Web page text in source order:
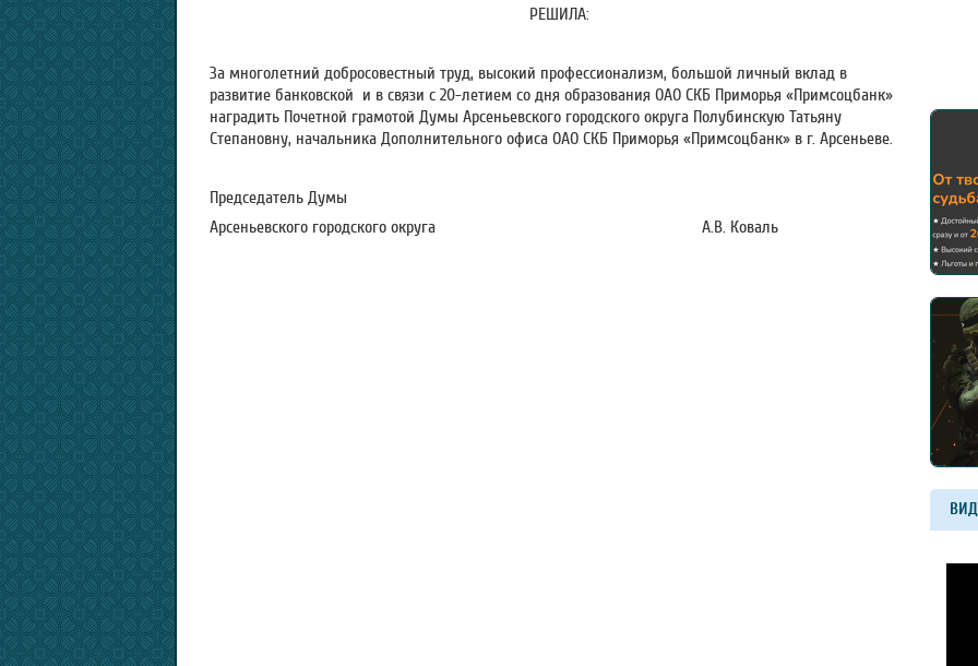
РЕШИЛА:
За многолетний добросовестный труд, высокий профессионализм, большой личный вклад в
развитие банковской и в связи с 20-летием со дня образования ОАО СКБ Приморья «Примсоцбанк»
наградить Почетной грамотой Думы Арсеньевского городского округа Полубинскую Татьяну
Степановну, начальника Дополнительного офиса ОАО СКБ Приморья «Примсоцбанк» в г. Арсеньеве.
Председатель Думы
Арсеньевского городского округа А.В. Коваль